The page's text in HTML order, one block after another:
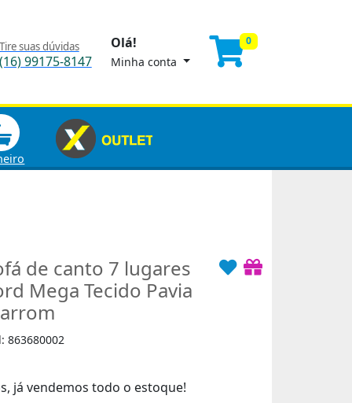
Tire suas dúvidas
(16) 99175-8147
Olá!
Minha conta
0
de canto 7 lugares
Mega Tecido Pavia
863680002
já vendemos todo o estoque!